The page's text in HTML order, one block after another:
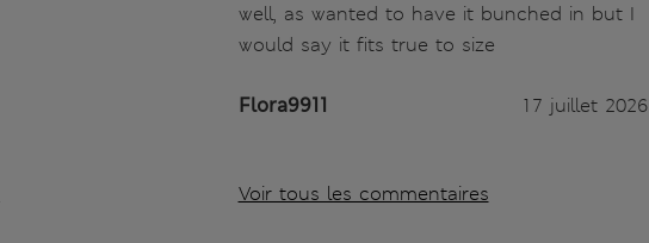
well, as wanted to have it bunched in but I
would say it fits true to size
Flora9911 17 juillet 2026
Voir tous les commentaires